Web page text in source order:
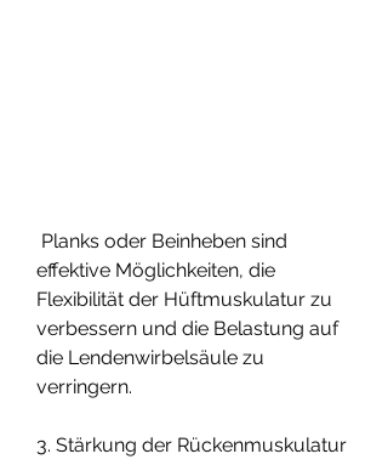
effektive Möglichkeiten, die
Flexibilität der Hüftmuskulatur zu
verbessern und die Belastung auf
die Lendenwirbelsäule zu
verringern.
3. Stärkung der Rückenmuskulatur